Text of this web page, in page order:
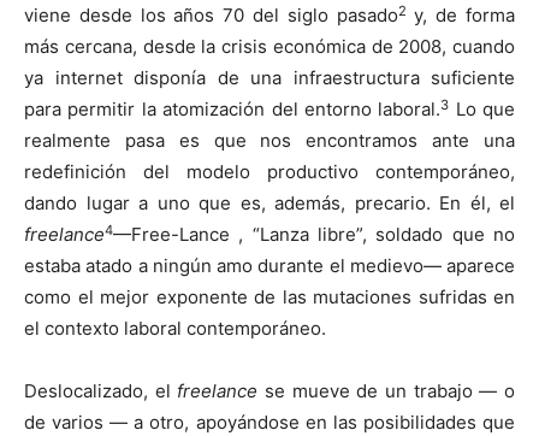
viene desde los años 70 del siglo pasado2 y, de forma
más cercana, desde la crisis económica de 2008, cuando
ya internet disponía de una infraestructura suficiente
para permitir la atomización del entorno laboral.3 Lo que
realmente pasa es que nos encontramos ante una
redefinición del modelo productivo contemporáneo,
dando lugar a uno que es, además, precario. En él, el
freelance4—Free-Lance , “Lanza libre”, soldado que no
estaba atado a ningún amo durante el medievo— aparece
como el mejor exponente de las mutaciones sufridas en
el contexto laboral contemporáneo.
Deslocalizado, el freelance se mueve de un trabajo — o
de varios — a otro, apoyándose en las posibilidades que